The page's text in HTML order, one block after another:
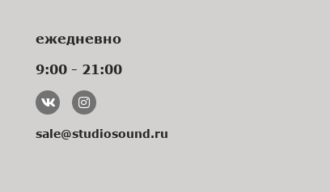
ежедневно
9:00 - 21:00
sale@studiosound.ru